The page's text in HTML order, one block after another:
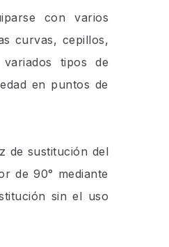
con varios
curvas, cepillos,
tipos de
en puntos de
de sustitución del
de 90° mediante
sin el uso